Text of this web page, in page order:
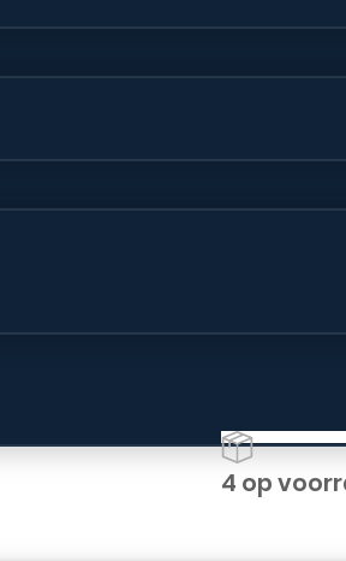
maximale
4 op